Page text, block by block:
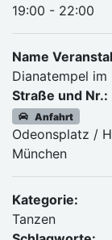
19:00 - 22:00
Name
Dianatempel
Straße und Nr.:
Anfahrt
Odeonsplatz /
München
Kategorie:
Tanzen